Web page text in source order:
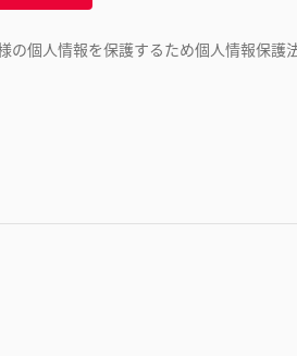
の個人情報を保護するため個人情報保護